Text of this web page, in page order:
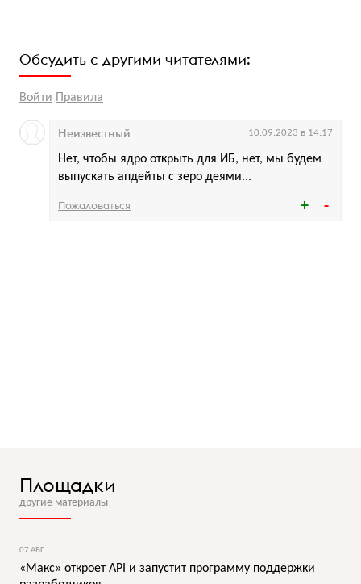
Обсудить с другими читателями:
Войти Правила
Нет, чтобы ядро открыть для ИБ, нет, мы будем
выпускать апдейты с зеро деями...
Неизвестный 10.09.2023 в 14:17
Пожаловаться
Площадки
другие материалы
07 АВГ
«Макс» откроет API и запустит программу поддержки